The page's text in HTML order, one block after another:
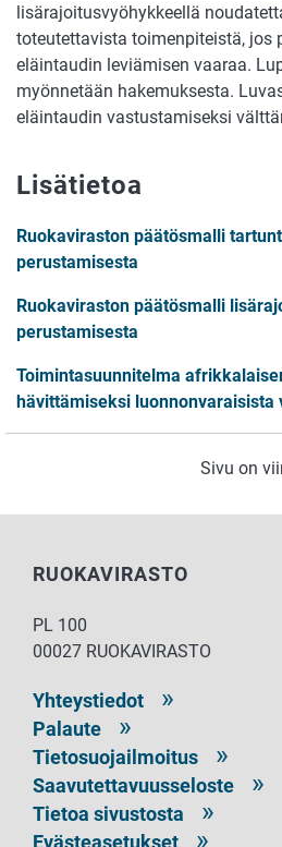
lisärajoitusvyöhykkeellä
toteutettavista toimenpiteistä, jos
eläintaudin leviämisen vaaraa.
myönnetään hakemuksesta.
eläintaudin vastustamiseksi
Lisätietoa
Ruokaviraston päätösmalli
perustamisesta
Ruokaviraston päätösmalli
perustamisesta
Toimintasuunnitelma
hävittämiseksi
Sivu on
RUOKAVIRASTO
PL 100
00027 RUOKAVIRASTO
Yhteystiedot
Palaute
Tietosuojailmoitus
Saavutettavuusseloste
Tietoa sivustosta